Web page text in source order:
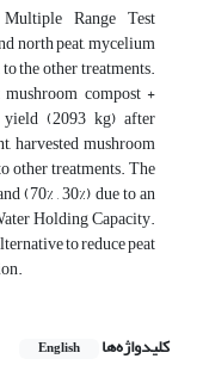
Range Test
north peat, mycelium
the other treatments.
compost +
yield (2093 kg) after
harvested mushroom
other treatments. The
(70% , 30%) due to an
Holding Capacity.
to reduce peat
کلیدواژه‌ها English